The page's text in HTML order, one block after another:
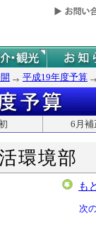
平成19年度予算
6月補
環境部
も
次